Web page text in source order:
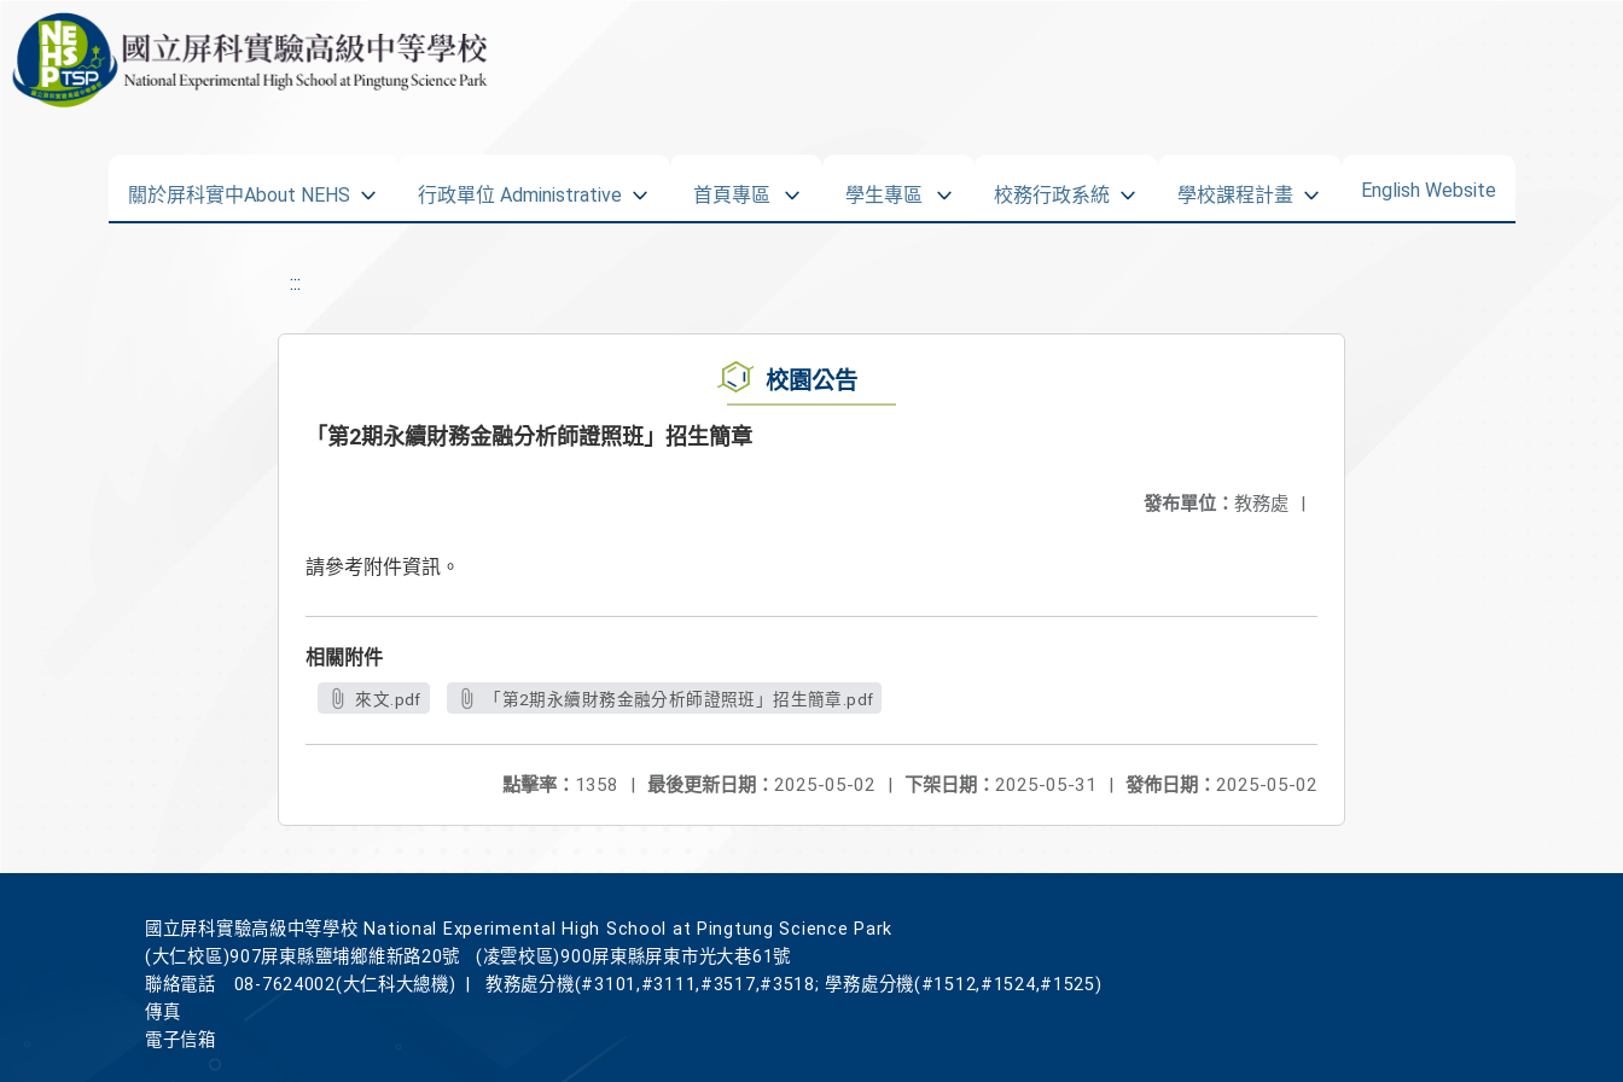
關於屏科實中About NEHS 行政單位 Administrative 首頁專區 學生專區 校務行政系統 學校課程計畫 English Website
:::
校園公告
「第2期永續財務金融分析師證照班」招生簡章
發布單位： 教務處 |
請參考附件資訊。
相關附件
來文.pdf 「第2期永續財務金融分析師證照班」招生簡章.pdf
發佈日期： 2025-05-02
下架日期： 2025-05-31 |
最後更新日期： 2025-05-02 |
點擊率： 1358 |
國立屏科實驗高級中等學校 National Experimental High School at Pingtung Science Park
(大仁校區)907屏東縣鹽埔鄉維新路20號
(凌雲校區)900屏東縣屏東市光大巷61號
聯絡電話
08-7624002(大仁科大總機)
教務處分機(#3101,#3111,#3517,#3518; 學務處分機(#1512,#1524,#1525)
傳真
電子信箱